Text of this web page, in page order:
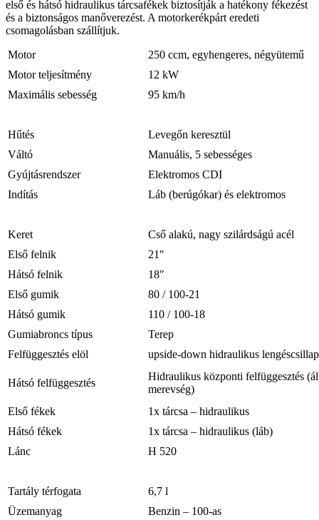
első és hátsó hidraulikus tárcsafékek biztosítják a hatékony fékezést
és a biztonságos manőverezést. A motorkerékpárt eredeti
csomagolásban szállítjuk.
Motor
250 ccm, egyhengeres, négyütemű
Motor teljesítmény
12 kW
Maximális sebesség
95 km/h
Hűtés
Levegőn keresztül
Váltó
Manuális, 5 sebességes
Gyújtásrendszer
Elektromos CDI
Indítás
Láb (berúgókar) és elektromos
Keret
Cső alakú, nagy szilárdságú acél
Első felnik
21″
Hátsó felnik
18″
Első gumik
80 / 100-21
Hátsó gumik
110 / 100-18
Gumiabroncs típus
Terep
Felfüggesztés elöl
upside-down hidraulikus
Hátsó felfüggesztés
Hidraulikus központi felfüggesztés
merevség)
Első fékek
1x tárcsa – hidraulikus
Hátsó fékek
1x tárcsa – hidraulikus (láb)
Lánc
H 520
Tartály térfogata
6,7 l
Üzemanyag
Benzin – 100-as